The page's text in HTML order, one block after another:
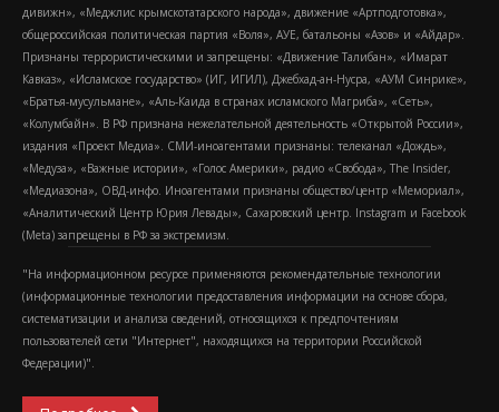
дивижн», «Меджлис крымскотатарского народа», движение «Артподготовка»,
общероссийская политическая партия «Воля», АУЕ, батальоны «Азов» и «Айдар».
Признаны террористическими и запрещены: «Движение Талибан», «Имарат
Кавказ», «Исламское государство» (ИГ, ИГИЛ), Джебхад-ан-Нусра, «АУМ Синрике»,
«Братья-мусульмане», «Аль-Каида в странах исламского Магриба», «Сеть»,
«Колумбайн». В РФ признана нежелательной деятельность «Открытой России»,
издания «Проект Медиа». СМИ-иноагентами признаны: телеканал «Дождь»,
«Медуза», «Важные истории», «Голос Америки», радио «Свобода», The Insider,
«Медиазона», ОВД-инфо. Иноагентами признаны общество/центр «Мемориал»,
«Аналитический Центр Юрия Левады», Сахаровский центр. Instagram и Facebook
(Metа) запрещены в РФ за экстремизм.
"На информационном ресурсе применяются рекомендательные технологии
(информационные технологии предоставления информации на основе сбора,
систематизации и анализа сведений, относящихся к предпочтениям
пользователей сети "Интернет", находящихся на территории Российской
Федерации)".